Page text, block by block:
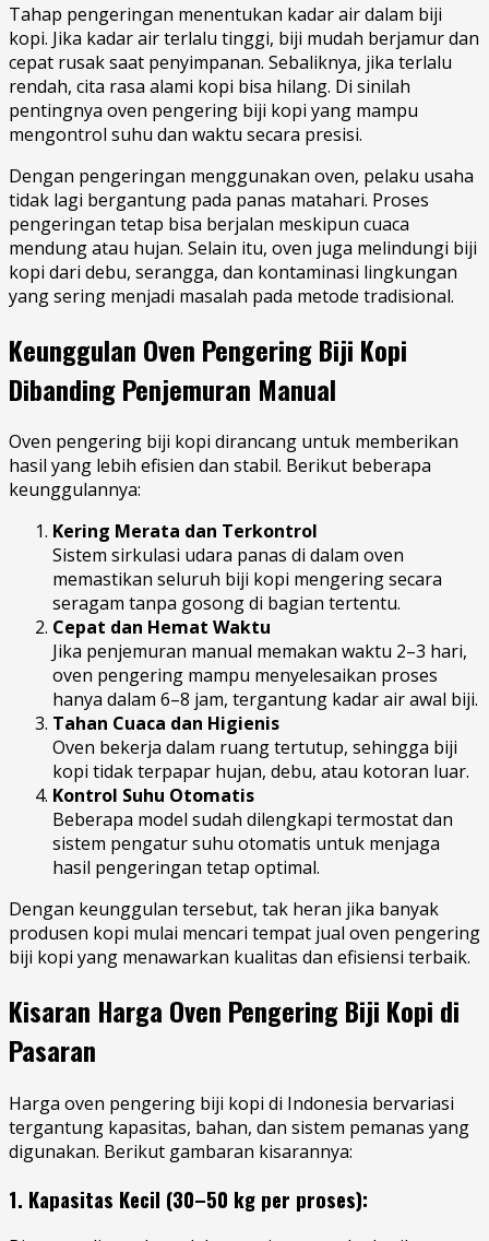
Tahap pengeringan menentukan kadar air dalam biji
kopi. Jika kadar air terlalu tinggi, biji mudah berjamur dan
cepat rusak saat penyimpanan. Sebaliknya, jika terlalu
rendah, cita rasa alami kopi bisa hilang. Di sinilah
pentingnya oven pengering biji kopi yang mampu
mengontrol suhu dan waktu secara presisi.
Dengan pengeringan menggunakan oven, pelaku usaha
tidak lagi bergantung pada panas matahari. Proses
pengeringan tetap bisa berjalan meskipun cuaca
mendung atau hujan. Selain itu, oven juga melindungi biji
kopi dari debu, serangga, dan kontaminasi lingkungan
yang sering menjadi masalah pada metode tradisional.
Keunggulan Oven Pengering Biji Kopi
Dibanding Penjemuran Manual
Oven pengering biji kopi dirancang untuk memberikan
hasil yang lebih efisien dan stabil. Berikut beberapa
keunggulannya:
Kering Merata dan Terkontrol
Sistem sirkulasi udara panas di dalam oven
memastikan seluruh biji kopi mengering secara
seragam tanpa gosong di bagian tertentu.
Cepat dan Hemat Waktu
Jika penjemuran manual memakan waktu 2–3 hari,
oven pengering mampu menyelesaikan proses
hanya dalam 6–8 jam, tergantung kadar air awal biji.
Tahan Cuaca dan Higienis
Oven bekerja dalam ruang tertutup, sehingga biji
kopi tidak terpapar hujan, debu, atau kotoran luar.
Kontrol Suhu Otomatis
Beberapa model sudah dilengkapi termostat dan
sistem pengatur suhu otomatis untuk menjaga
hasil pengeringan tetap optimal.
Dengan keunggulan tersebut, tak heran jika banyak
produsen kopi mulai mencari tempat jual oven pengering
biji kopi yang menawarkan kualitas dan efisiensi terbaik.
Kisaran Harga Oven Pengering Biji Kopi di
Pasaran
Harga oven pengering biji kopi di Indonesia bervariasi
tergantung kapasitas, bahan, dan sistem pemanas yang
digunakan. Berikut gambaran kisarannya:
1. Kapasitas Kecil (30–50 kg per proses):